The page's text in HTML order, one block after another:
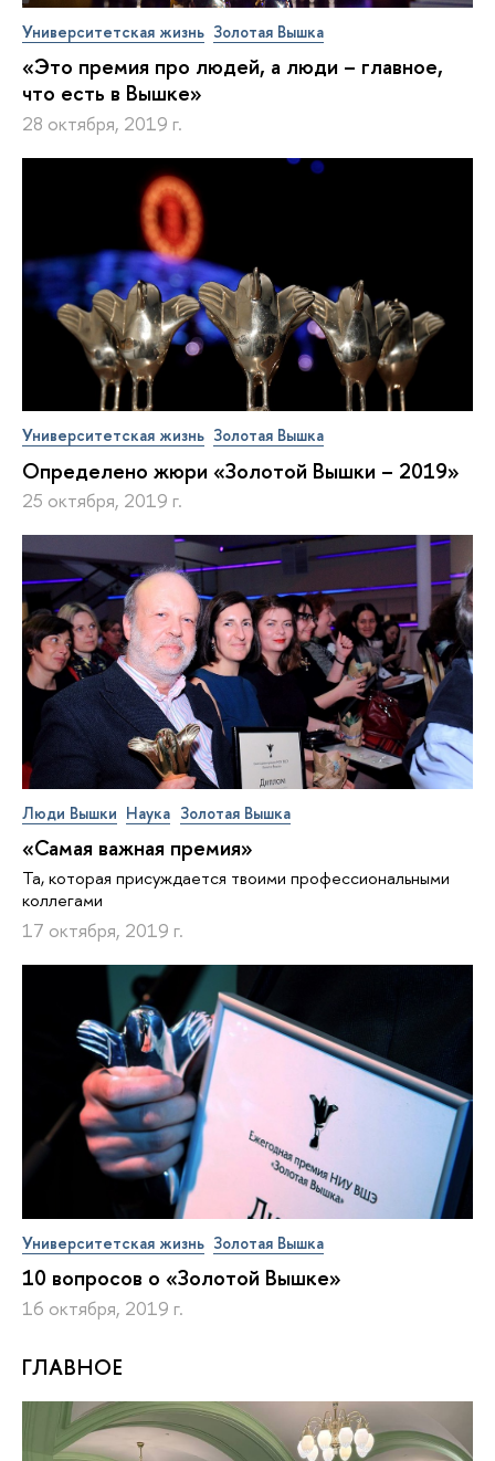
Университетская жизнь Золотая Вышка
«Это премия про людей, а люди – главное,
что есть в Вышке»
28 октября, 2019 г.
Университетская жизнь Золотая Вышка
Определено жюри «Золотой Вышки – 2019»
25 октября, 2019 г.
Люди Вышки Наука Золотая Вышка
«Самая важная премия»
Та, которая присуждается твоими профессиональными
коллегами
17 октября, 2019 г.
Университетская жизнь Золотая Вышка
10 вопросов о «Золотой Вышке»
16 октября, 2019 г.
ГЛАВНОЕ